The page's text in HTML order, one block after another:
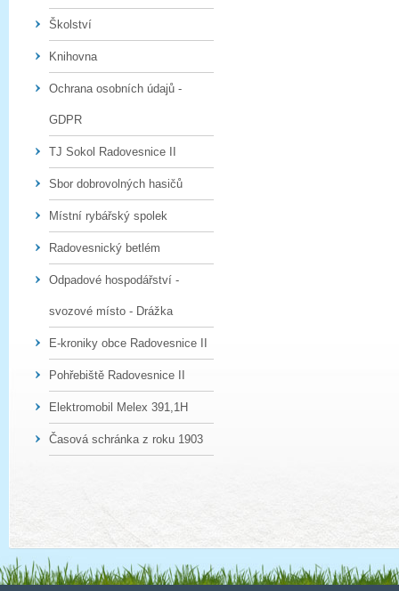
Školství
Knihovna
Ochrana osobních údajů -
GDPR
TJ Sokol Radovesnice II
Sbor dobrovolných hasičů
Místní rybářský spolek
Radovesnický betlém
Odpadové hospodářství -
svozové místo - Drážka
E-kroniky obce Radovesnice II
Pohřebiště Radovesnice II
Elektromobil Melex 391,1H
Časová schránka z roku 1903